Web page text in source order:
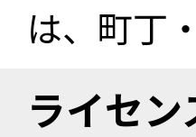
は、町丁
ライセン